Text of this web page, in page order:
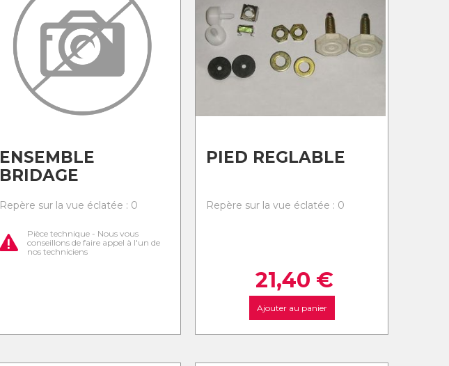
ENSEMBLE
BRIDAGE
Repère sur la vue éclatée : 0
Pièce technique - Nous vous
conseillons de faire appel à l'un de
nos techniciens
PIED REGLABLE
Repère sur la vue éclatée : 0
21,40 €
Ajouter au panier